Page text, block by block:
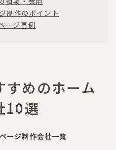
制作のポイント
ージ事例
すめのホーム
10選
ージ制作会社一覧